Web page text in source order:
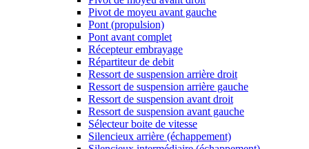
Pivot de moyeu avant gauche
Pont (propulsion)
Pont avant complet
Récepteur embrayage
Répartiteur de debit
Ressort de suspension arrière droit
Ressort de suspension arrière gauche
Ressort de suspension avant droit
Ressort de suspension avant gauche
Sélecteur boite de vitesse
Silencieux arrière (échappement)